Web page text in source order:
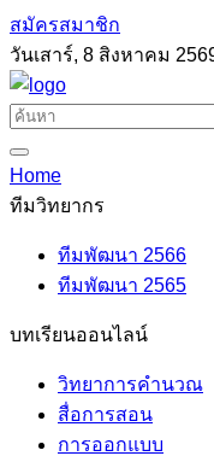
สมัครสมาชิก
วันเสาร์, 8 สิงหาคม
Home
ทีมวิทยากร
ทีมพัฒนา 2566
ทีมพัฒนา 2565
บทเรียนออนไลน์
วิทยาการคำนวณ
สื่อการสอน
การออกแบบ